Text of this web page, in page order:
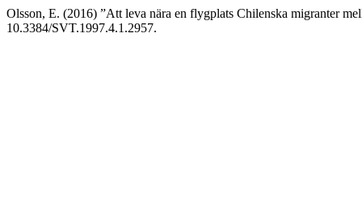
Olsson, E. (2016) ”Att leva nära en flygplats Chilenska migranter
10.3384/SVT.1997.4.1.2957.